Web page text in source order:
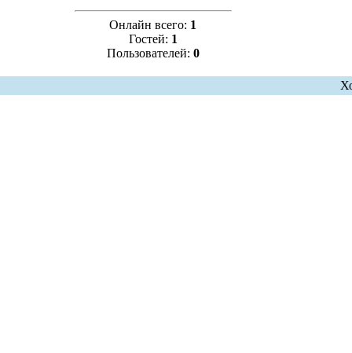
Онлайн всего: 1
Гостей: 1
Пользователей: 0